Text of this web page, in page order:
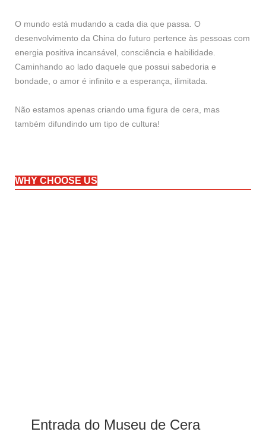
O mundo está mudando a cada dia que passa. O
desenvolvimento da China do futuro pertence às pessoas com
energia positiva incansável, consciência e habilidade.
Caminhando ao lado daquele que possui sabedoria e
bondade, o amor é infinito e a esperança, ilimitada.
Não estamos apenas criando uma figura de cera, mas
também difundindo um tipo de cultura!
WHY CHOOSE US
Entrada do Museu de Cera